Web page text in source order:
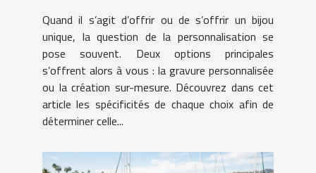
Quand il s’agit d’offrir ou de s’offrir un bijou
unique, la question de la personnalisation se
pose souvent. Deux options principales
s’offrent alors à vous : la gravure personnalisée
ou la création sur-mesure. Découvrez dans cet
article les spécificités de chaque choix afin de
déterminer celle...